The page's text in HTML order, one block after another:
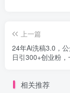
上一篇
24年Ai洗稿3.0，
日引300+创业粉
相关推荐